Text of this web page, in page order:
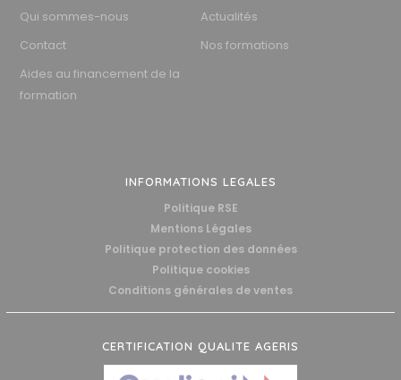
Qui sommes-nous
Actualités
Contact
Nos formations
Aides au financement de la
formation
INFORMATIONS LEGALES
Politique RSE
Mentions Légales
Politique protection des données
Politique cookies
Conditions générales de ventes
CERTIFICATION QUALITE AGERIS